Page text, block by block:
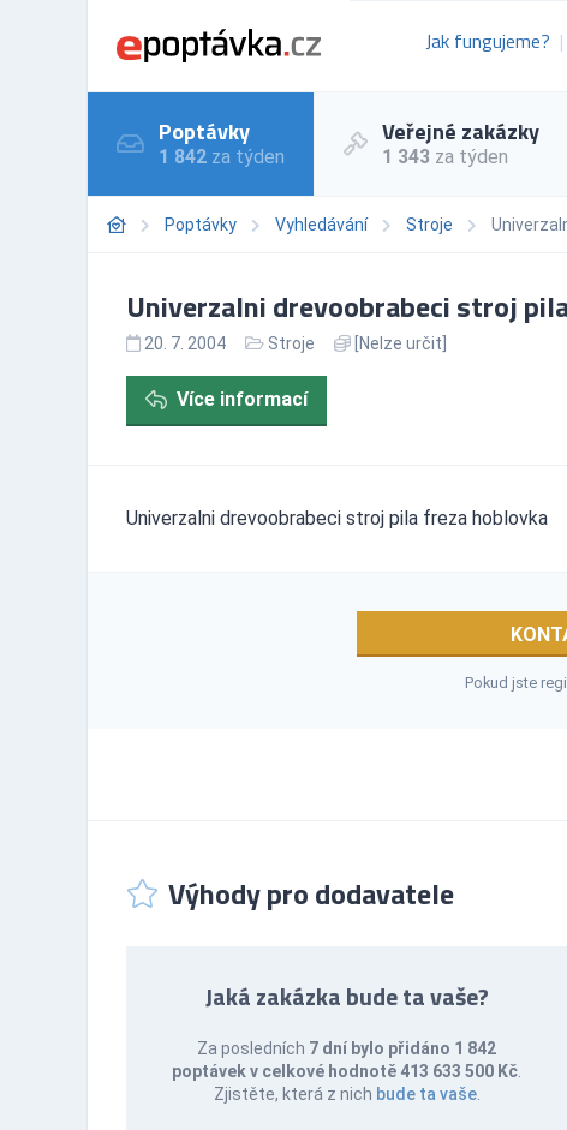
Jak fungujeme?
Poptávky
1 842 za týden
Veřejné zakázky
1 343 za týden
Poptávky Vyhledávání Stroje
Univerzalni drevoobrabeci stroj
20. 7. 2004 Stroje [Nelze určit]
Více informací
Univerzalni drevoobrabeci stroj pila freza hoblovka
Pokud jste
Výhody pro dodavatele
Jaká zakázka bude ta vaše?
Za posledních 7 dní bylo přidáno 1 842
poptávek v celkové hodnotě 413 633 500 Kč
Zjistěte, která z nich bude ta vaše.